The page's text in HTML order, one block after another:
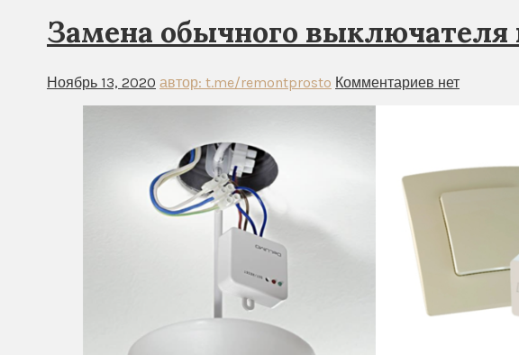
Замена обычного выключателя
Ноябрь 13, 2020 автор: t.me/remontprosto Комментариев нет